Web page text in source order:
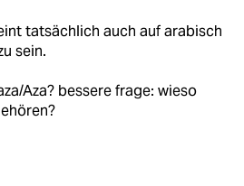
tatsächlich auch auf arabisch
sein.
Aza? bessere frage: wieso